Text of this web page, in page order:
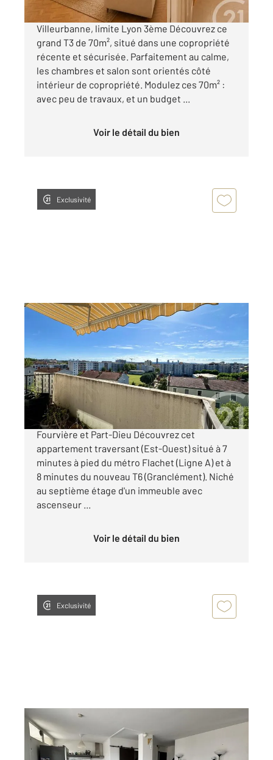
Villeurbanne, limite Lyon 3ème Découvrez ce
grand T3 de 70m², situé dans une copropriété
récente et sécurisée. Parfaitement au calme,
les chambres et salon sont orientés côté
intérieur de copropriété. Modulez ces 70m² :
avec peu de travaux, et un budget ...
Voir le détail du bien
Exclusivité
VILLEURBANNE 69
2, 3 pièces
Appartement T3 à vendre
159 000 €
FLACHET / GRANCLEMENT - Vue imprenable
Fourvière et Part-Dieu Découvrez cet
appartement traversant (Est-Ouest) situé à 7
minutes à pied du métro Flachet (Ligne A) et à
8 minutes du nouveau T6 (Granclément). Niché
au septième étage d'un immeuble avec
ascenseur ...
Voir le détail du bien
Exclusivité
VILLEURBANNE 69
65 m2, 4 pièces
Ref : 136202